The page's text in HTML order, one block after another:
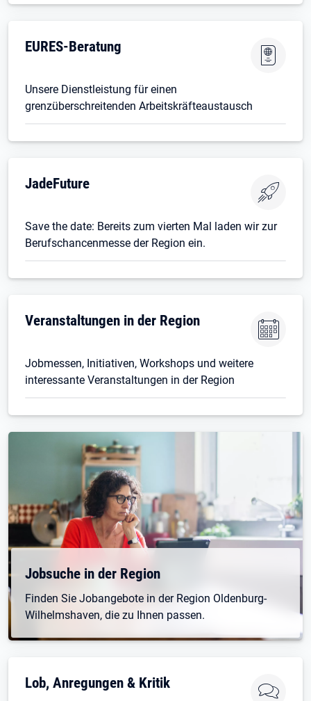
EURES-Beratung
Unsere Dienstleistung für einen
grenzüberschreitenden Arbeitskräfteaustausch
JadeFuture
Save the date: Bereits zum vierten Mal laden wir zur
Berufschancenmesse der Region ein.
Veranstaltungen in der Region
Jobmessen, Initiativen, Workshops und weitere
interessante Veranstaltungen in der Region
Öffnet in neuem Tab
Jobsuche in der Region
Finden Sie Jobangebote in der Region Oldenburg-
Wilhelmshaven, die zu Ihnen passen.
Lob, Anregungen & Kritik